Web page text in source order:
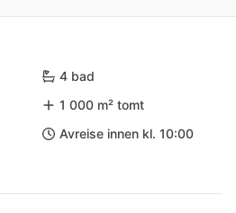
4 bad
1 000 m² tomt
Avreise innen kl. 10:00